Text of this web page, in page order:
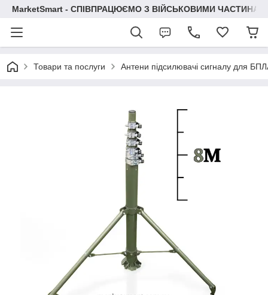
MarketSmart - СПІВПРАЦЮЄМО З ВІЙСЬКОВИМИ
Товари та послуги Антени підсилювачі сигналу для